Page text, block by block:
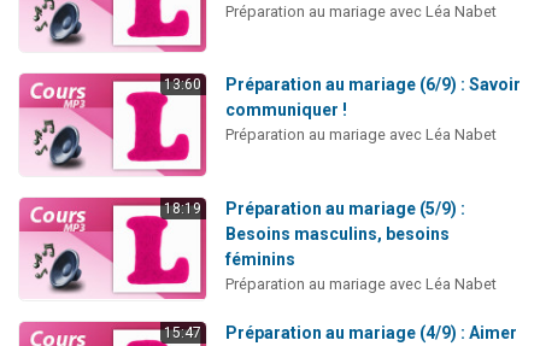
Préparation au mariage avec Léa Nabet
13:60
Préparation au mariage (6/9) : Savoir
communiquer !
Préparation au mariage avec Léa Nabet
18:19
Préparation au mariage (5/9) :
Besoins masculins, besoins
féminins
Préparation au mariage avec Léa Nabet
15:47
Préparation au mariage (4/9) : Aimer